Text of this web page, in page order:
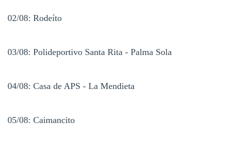
02/08: Rodeíto
03/08: Polideportivo Santa Rita - Palma Sola
04/08: Casa de APS - La Mendieta
05/08: Caimancito